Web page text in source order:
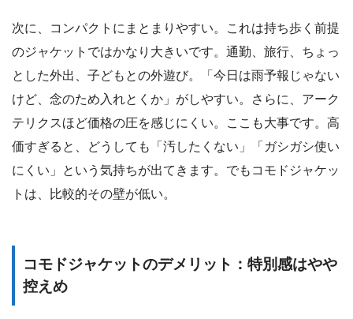
次に、コンパクトにまとまりやすい。これは持ち歩く前提
のジャケットではかなり大きいです。通勤、旅行、ちょっ
とした外出、子どもとの外遊び。「今日は雨予報じゃない
けど、念のため入れとくか」がしやすい。さらに、アーク
テリクスほど価格の圧を感じにくい。ここも大事です。高
価すぎると、どうしても「汚したくない」「ガシガシ使い
にくい」という気持ちが出てきます。でもコモドジャケッ
トは、比較的その壁が低い。
コモドジャケットのデメリット：特別感はやや
控えめ